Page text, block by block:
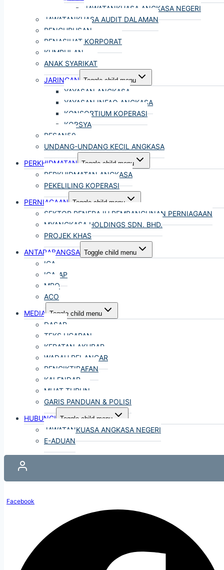
JAWATANKUASA ANGKASA NEGERI
JAWATANKUASA AUDIT DALAMAN
PENGURUSAN
PENASIHAT KORPORAT
KUMPULAN
ANAK SYARIKAT
JARINGAN Toggle child menu
YAYASAN ANGKASA
YAYASAN INFAQ ANGKASA
KONSORTIUM KOPERASI
KOPSYA
PESAN50
UNDANG-UNDANG KECIL ANGKASA
PERKHIDMATAN Toggle child menu
PERKHIDMATAN ANGKASA
PEKELILING KOPERASI
PERNIAGAAN Toggle child menu
SEKTOR PENERAJU PEMBANGUNAN PERNIAGAAN
MYANGKASA HOLDINGS SDN. BHD.
PROJEK KHAS
ANTARABANGSA Toggle child menu
ICA
ICA-AP
MBO
ACO
MEDIA Toggle child menu
DASAR
TEKS UCAPAN
KERATAN AKHBAR
WADAH PELANCAR
PENGIKTIRAFAN
KALENDAR
MUAT TURUN
GARIS PANDUAN & POLISI
HUBUNGI Toggle child menu
JAWATANKUASA ANGKASA NEGERI
E-ADUAN
Facebook